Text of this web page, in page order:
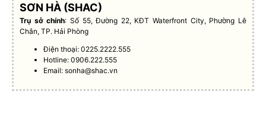
SƠN HÀ (SHAC)
Trụ sở chính: Số 55, Đường 22, KĐT Waterfront City, Phường Lê
Chân, TP. Hải Phòng
Điện thoại: 0225.2222.555
Hotline: 0906.222.555
Email:sonha@shac.vn